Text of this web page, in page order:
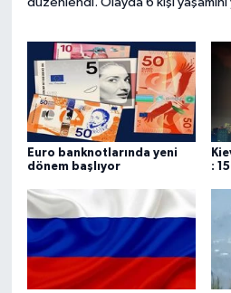
Euro banknotlarında yeni
dönem başlıyor
: